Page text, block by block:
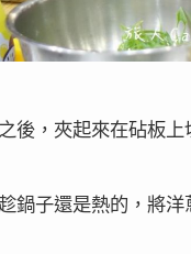
後，夾起來在砧板上
鍋子還是熱的，將